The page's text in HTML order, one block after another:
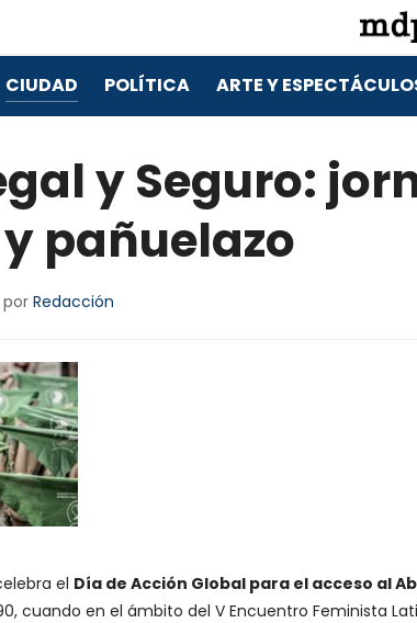
CIUDAD POLÍTICA ARTE Y
y Seguro:
pañuelazo
por Redacción
el Día de Acción Global para el acceso al
cuando en el ámbito del V Encuentro Feminista